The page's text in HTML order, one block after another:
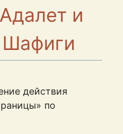
и
действия
по